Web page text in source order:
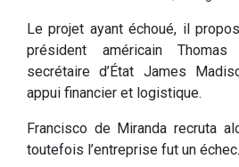
Le projet ayant échoué, il
président américain
secrétaire d’État James
appui financier et logistique.
Francisco de Miranda recruta
toutefois l’entreprise fut un échec.